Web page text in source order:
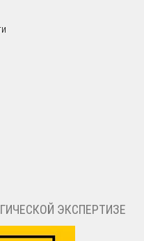
ЭКСПЕРТИЗЕ